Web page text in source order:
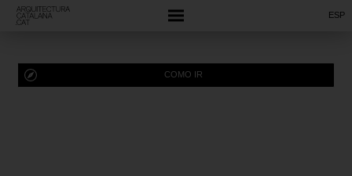
ESP
COMO IR